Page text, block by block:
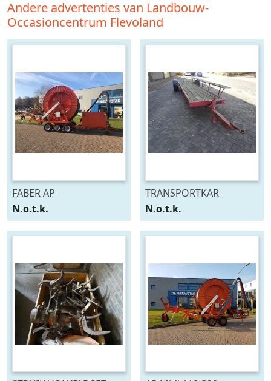
Andere advertenties van Landbouw-
Occasioncentrum Flevoland
FABER AP
N.o.t.k.
TRANSPORTKAR
N.o.t.k.